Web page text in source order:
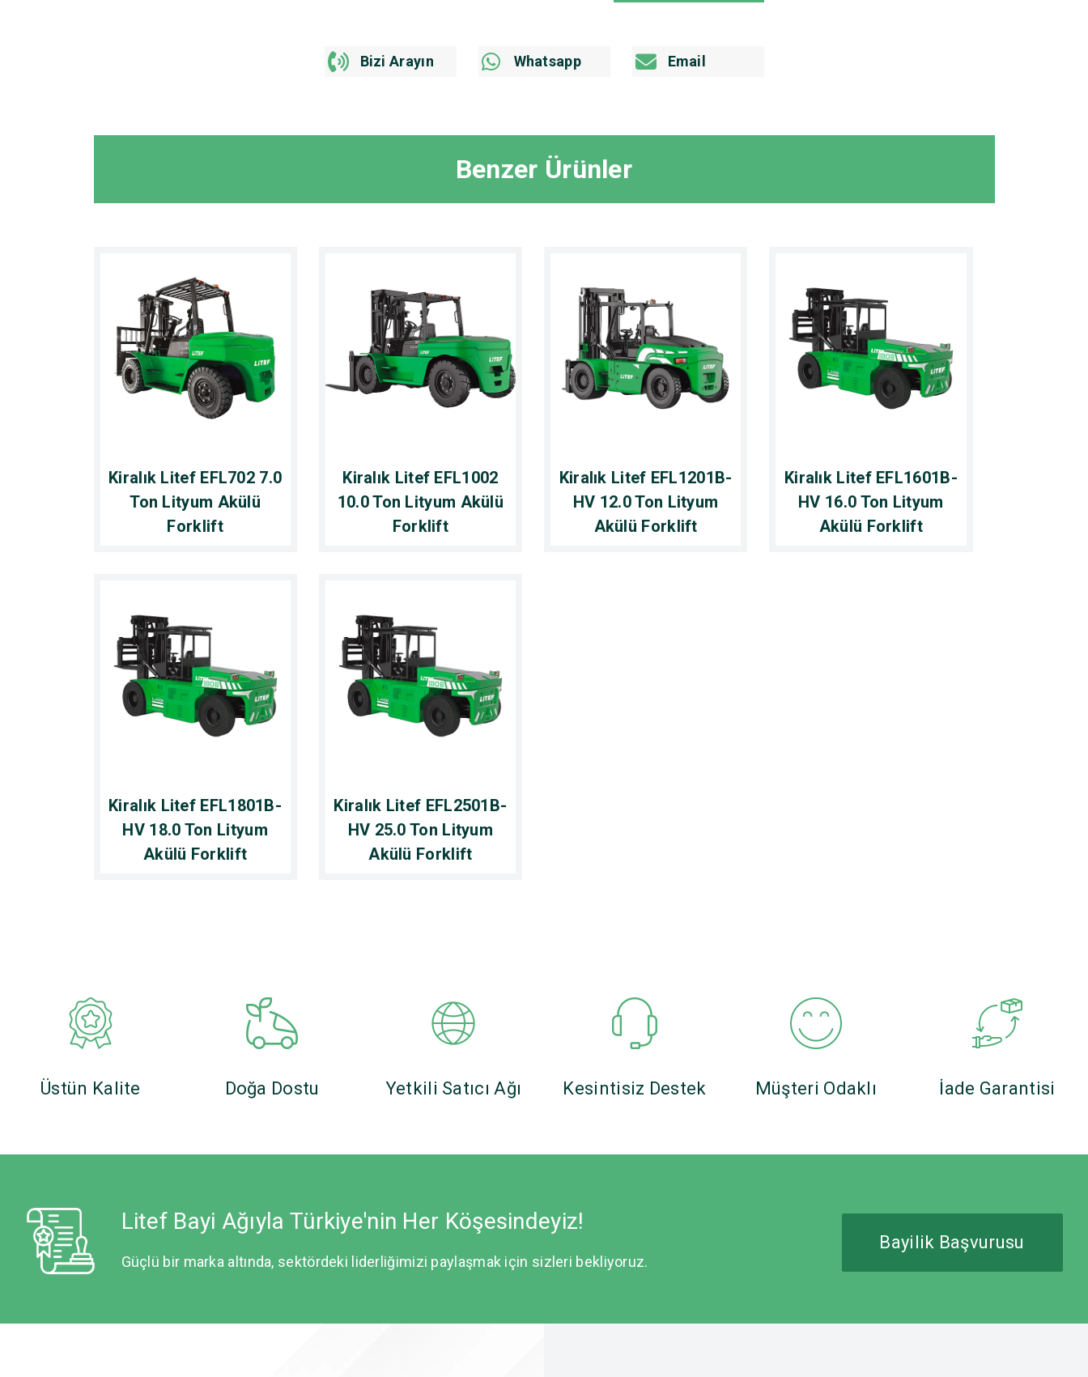
Bizi Arayın Whatsapp Email
Benzer Ürünler
Kiralık Litef EFL702 7.0
Ton Lityum Akülü
Forklift
Kiralık Litef EFL1002
10.0 Ton Lityum Akülü
Forklift
Kiralık Litef EFL1201B-
HV 12.0 Ton Lityum
Akülü Forklift
Kiralık Litef EFL1601B-
HV 16.0 Ton Lityum
Akülü Forklift
Kiralık Litef EFL1801B-
HV 18.0 Ton Lityum
Akülü Forklift
Kiralık Litef EFL2501B-
HV 25.0 Ton Lityum
Akülü Forklift
Üstün Kalite Doğa Dostu Yetkili Satıcı Ağı Kesintisiz Destek Müşteri Odaklı İade Garantisi
Litef Bayi Ağıyla Türkiye'nin Her Köşesindeyiz!
Güçlü bir marka altında, sektördeki liderliğimizi paylaşmak için sizleri bekliyoruz.
Bayilik Başvurusu